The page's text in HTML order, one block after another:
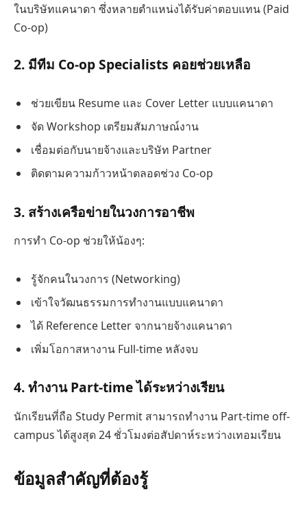
ในบริษัทแคนาดา ซึ่งหลายตำแหน่งได้รับค่าตอบแทน (Paid
Co-op)
2. มีทีม Co-op Specialists คอยช่วยเหลือ
ช่วยเขียน Resume และ Cover Letter แบบแคนาดา
จัด Workshop เตรียมสัมภาษณ์งาน
เชื่อมต่อกับนายจ้างและบริษัท Partner
ติดตามความก้าวหน้าตลอดช่วง Co-op
3. สร้างเครือข่ายในวงการอาชีพ
การทำ Co-op ช่วยให้น้องๆ:
รู้จักคนในวงการ (Networking)
เข้าใจวัฒนธรรมการทำงานแบบแคนาดา
ได้ Reference Letter จากนายจ้างแคนาดา
เพิ่มโอกาสหางาน Full-time หลังจบ
4. ทำงาน Part-time ได้ระหว่างเรียน
นักเรียนที่ถือ Study Permit สามารถทำงาน Part-time off-
campus ได้สูงสุด 24 ชั่วโมงต่อสัปดาห์ระหว่างเทอมเรียน
ข้อมูลสำคัญที่ต้องรู้